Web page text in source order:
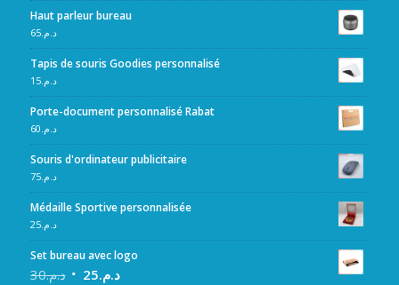
Haut parleur bureau
د.م.65
Tapis de souris Goodies personnalisé
د.م.15
Porte-document personnalisé Rabat
د.م.60
Souris d'ordinateur publicitaire
د.م.75
Médaille Sportive personnalisée
د.م.25
Set bureau avec logo
د.م.30 د.م.25